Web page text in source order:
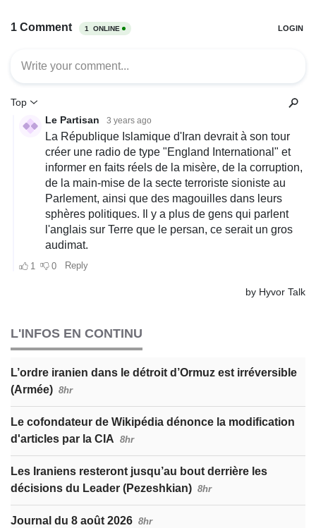
L'INFOS EN CONTINU
L’ordre iranien dans le détroit d’Ormuz est irréversible
(Armée) 8hr
Le cofondateur de Wikipédia dénonce la modification
d'articles par la CIA 8hr
Les Iraniens resteront jusqu’au bout derrière les
décisions du Leader (Pezeshkian) 8hr
Journal du 8 août 2026 8hr